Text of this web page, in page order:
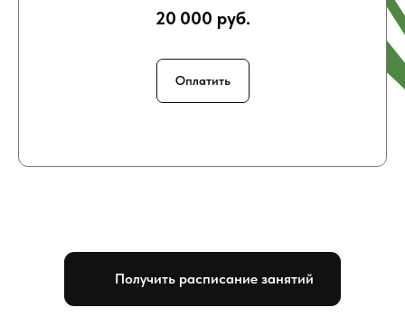
20 000 руб.
Оплатить
Получить расписание занятий
Контакты VISION